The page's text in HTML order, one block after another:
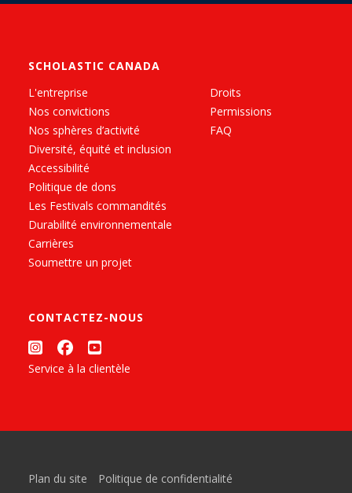
SCHOLASTIC CANADA
L'entreprise
Nos convictions
Nos sphères d’activité
Diversité, équité et inclusion
Accessibilité
Politique de dons
Les Festivals commandités
Durabilité environnementale
Carrières
Soumettre un projet
Droits
Permissions
FAQ
CONTACTEZ-NOUS
Service à la clientèle
Plan du site
Politique de confidentialité